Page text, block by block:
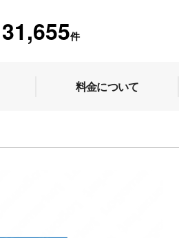
31,655件
料金について